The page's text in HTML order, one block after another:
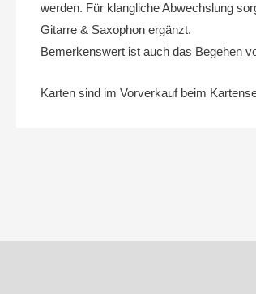
werden. Für klangliche Abwechslung
Gitarre & Saxophon ergänzt.
Bemerkenswert ist auch das Begehen
Karten sind im Vorverkauf beim